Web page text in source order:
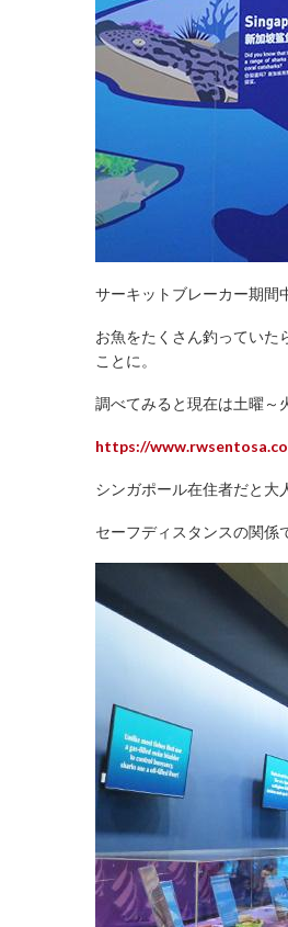
サーキットブレーカー期間
お魚をたくさん釣っていた
ことに。
調べてみると現在は土曜～
https://
シンガポール在住者だと大
セーフディスタンスの関係